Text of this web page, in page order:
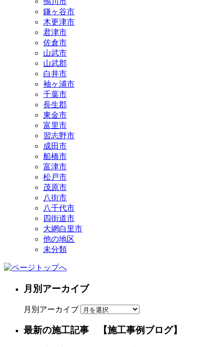
鎌ヶ谷市
木更津市
君津市
佐倉市
山武市
山武郡
白井市
袖ヶ浦市
千葉市
長生郡
東金市
富里市
習志野市
成田市
船橋市
富津市
松戸市
茂原市
八街市
八千代市
四街道市
大網白里市
他の地区
未分類
月別アーカイブ
月別アーカイブ
最新の施工記事 【施工事例ブログ】